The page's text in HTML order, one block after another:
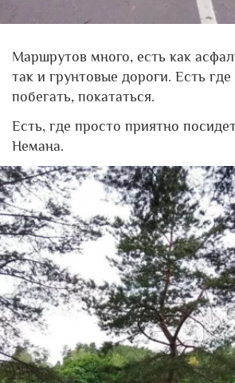
Маршрутов много, есть как
так и грунтовые дороги. Есть
побегать, покататься.
Есть, где просто приятно
Немана.